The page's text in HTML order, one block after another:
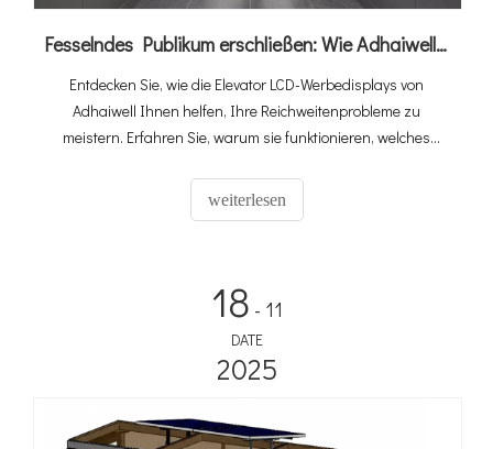
Fesselndes Publikum erschließen: Wie Adhaiwells Elevator Digital Signage Aufzüge in Einnahmequellen verwandelt
Entdecken Sie, wie die Elevator LCD-Werbedisplays von
Adhaiwell Ihnen helfen, Ihre Reichweitenprobleme zu
meistern. Erfahren Sie, warum sie funktionieren, welches
verwalten – ideal für Büros, Hotels und Wohnungen.
weiterlesen
18 - 11
DATE
2025